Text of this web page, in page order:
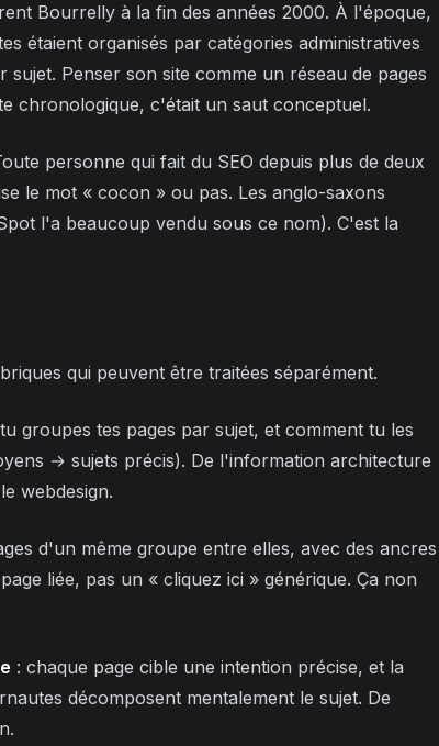
Bourrelly à la fin des années 2000. À l'époque,
étaient organisés par catégories administratives
Penser son site comme un réseau de pages
chronologique, c'était un saut conceptuel.
personne qui fait du SEO depuis plus de deux
le mot « cocon » ou pas. Les anglo-saxons
l'a beaucoup vendu sous ce nom). C'est la
qui peuvent être traitées séparément.
groupes tes pages par sujet, et comment tu les
→ sujets précis). De l'information architecture
webdesign.
d'un même groupe entre elles, avec des ancres
liée, pas un « cliquez ici » générique. Ça non
: chaque page cible une intention précise, et la
décomposent mentalement le sujet. De